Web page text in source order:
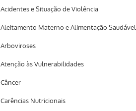
Acidentes e Situação de Violência
Aleitamento Materno e Alimentação Saudável
Arboviroses
Atenção às Vulnerabilidades
Câncer
Carências Nutricionais